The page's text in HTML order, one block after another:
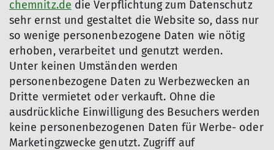
chemnitz.de die Verpflichtung zum Datenschutz
sehr ernst und gestaltet die Website so, dass nur
so wenige personenbezogene Daten wie nötig
erhoben, verarbeitet und genutzt werden.
Unter keinen Umständen werden
personenbezogene Daten zu Werbezwecken an
Dritte vermietet oder verkauft. Ohne die
ausdrückliche Einwilligung des Besuchers werden
keine personenbezogenen Daten für Werbe- oder
Marketingzwecke genutzt. Zugriff auf